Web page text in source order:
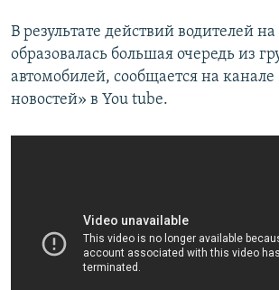
В результате действий водителей на
образовалась большая очередь из
автомобилей, сообщается на канале
новостей» в You tube.